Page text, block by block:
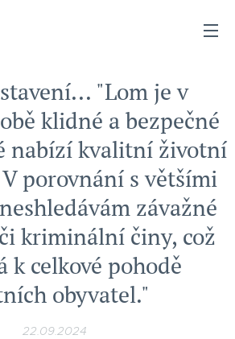
"Lom je v
klidné a bezpečné
nabízí kvalitní životní
porovnání s většími
závažné
kriminální činy, což
k celkové pohodě
obyvatel."
22.09.2024